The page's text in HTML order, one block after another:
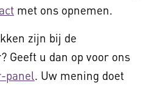
met ons opnemen.
zijn bij de
Geeft u dan op voor ons
panel. Uw mening doet